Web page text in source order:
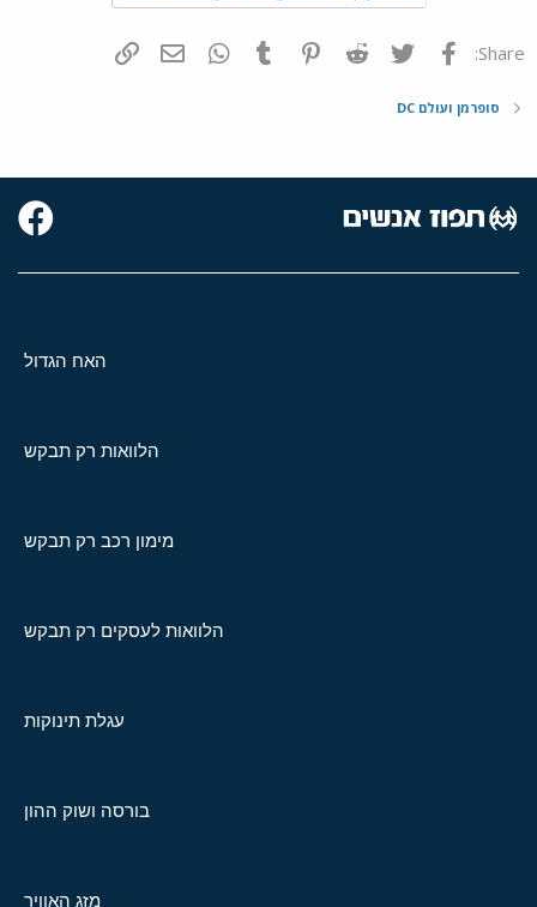
Share: פייסבוק Twitter
Reddit
Pinterest
Tumblr
WhatsAppדואר אלקטרוני
סופרמן ועולם DC
האח הגדול
הלוואות רק תבקש
מימון רכב רק תבקש
הלוואות לעסקים רק תבקש
עגלת תינוקות
בורסה ושוק ההון
מזג האוויר